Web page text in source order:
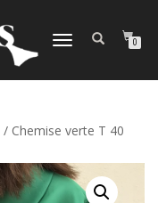
DÉPLIER
0
/ Chemise verte T 40